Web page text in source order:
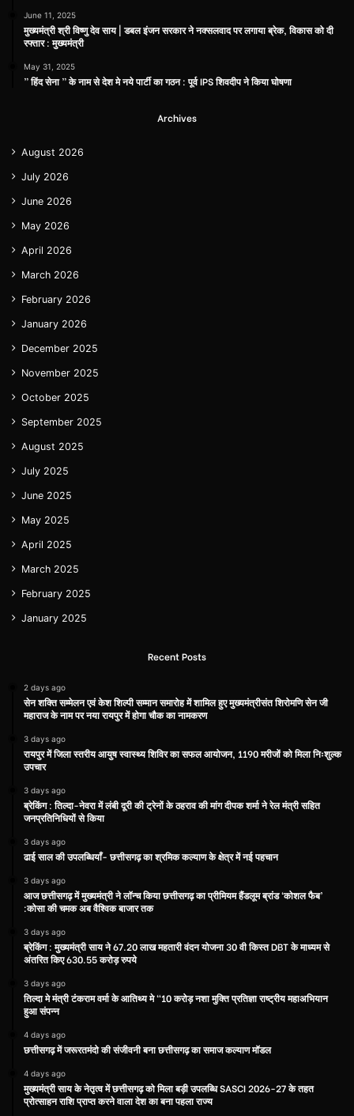
June 11, 2025
मुख्यमंत्री श्री विष्णु देव साय | डबल इंजन सरकार ने नक्सलवाद पर लगाया ब्रेक, विकास को दी
रफ्तार : मुख्यमंत्री
May 31, 2025
” हिंद सेना ” के नाम से देश मे नये पार्टी का गठन : पूर्व IPS शिवदीप ने किया घोषणा
Archives
August 2026
July 2026
June 2026
May 2026
April 2026
March 2026
February 2026
January 2026
December 2025
November 2025
October 2025
September 2025
August 2025
July 2025
June 2025
May 2025
April 2025
March 2025
February 2025
January 2025
Recent Posts
2 days ago
सेन शक्ति सम्मेलन एवं केश शिल्पी सम्मान समारोह में शामिल हुए मुख्यमंत्रीसंत शिरोमणि सेन जी
महाराज के नाम पर नया रायपुर में होगा चौक का नामकरण
3 days ago
रायपुर में जिला स्तरीय आयुष स्वास्थ्य शिविर का सफल आयोजन, 1190 मरीजों को मिला निःशुल्क
उपचार
3 days ago
ब्रेकिंग : तिल्दा-नेवरा में लंबी दूरी की ट्रेनों के ठहराव की मांग दीपक शर्मा ने रेल मंत्री सहित
जनप्रतिनिधियों से किया
3 days ago
ढाई साल की उपलब्धियाँ- छत्तीसगढ़ का श्रमिक कल्याण के क्षेत्र में नई पहचान
3 days ago
आज छत्तीसगढ़ में मुख्यमंत्री ने लॉन्च किया छत्तीसगढ़ का प्रीमियम हैंडलूम ब्रांड ‘कोशल फैब’
:कोसा की चमक अब वैश्विक बाजार तक
3 days ago
ब्रेकिंग : मुख्यमंत्री साय ने 67.20 लाख महतारी वंदन योजना 30 वी किस्त DBT के माध्यम से
अंतरित किए 630.55 करोड़ रुपये
3 days ago
तिल्दा मे मंत्री टंकराम वर्मा के आतिथ्य मे “10 करोड़ नशा मुक्ति प्रतिज्ञा राष्ट्रीय महाअभियान
हुआ संपन्न
4 days ago
छत्तीसगढ़ में जरूरतमंदो की संजीवनी बना छत्तीसगढ़ का समाज कल्याण मॉडल
4 days ago
मुख्यमंत्री साय के नेतृत्व में छत्तीसगढ़ को मिला बड़ी उपलब्धि SASCI 2026-27 के तहत
प्रोत्साहन राशि प्राप्त करने वाला देश का बना पहला राज्य